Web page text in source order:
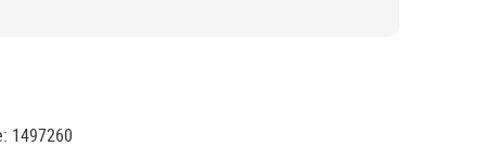
: 1497260